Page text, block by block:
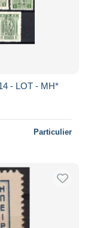
- LOT - MH*
Particulier